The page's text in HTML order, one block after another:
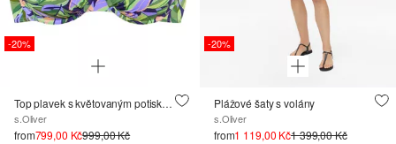
-20%
Top plavek s květovaným potiskem
s.Oliver
from799,00 Kč999,00 Kč
-20%
Plážové šaty s volány
s.Oliver
from1 119,00 Kč1 399,00 Kč